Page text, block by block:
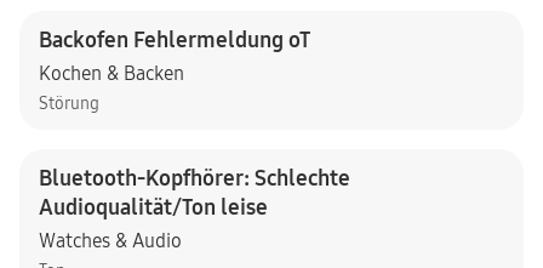
Backofen Fehlermeldung oT
Kochen & Backen
Störung
Bluetooth-Kopfhörer: Schlechte
Audioqualität/Ton leise
Watches & Audio